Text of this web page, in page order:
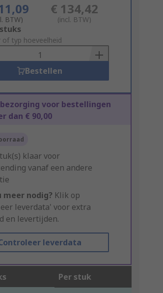
BTW)
€ 134,42
(incl. BTW)
of typ hoeveelheid
Bestellen
bezorging voor bestellingen
dan € 90,00
klaar voor
vanaf een andere
meer nodig? Klik op
leverdata' voor extra
en levertijden.
leverdata
Per stuk